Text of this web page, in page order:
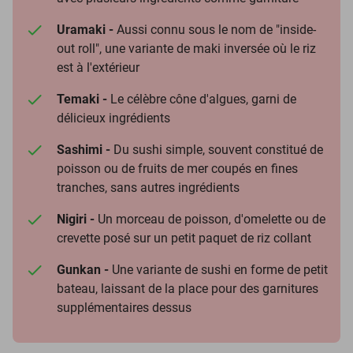
Uramaki - Aussi connu sous le nom de "inside-
out roll", une variante de maki inversée où le riz
est à l'extérieur
Temaki - Le célèbre cône d'algues, garni de
délicieux ingrédients
Sashimi - Du sushi simple, souvent constitué de
poisson ou de fruits de mer coupés en fines
tranches, sans autres ingrédients
Nigiri - Un morceau de poisson, d'omelette ou de
crevette posé sur un petit paquet de riz collant
Gunkan - Une variante de sushi en forme de petit
bateau, laissant de la place pour des garnitures
supplémentaires dessus